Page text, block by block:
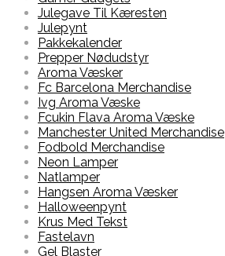
Julegave Til Kæresten
Julepynt
Pakkekalender
Prepper Nødudstyr
Aroma Væsker
Fc Barcelona Merchandise
Ivg Aroma Væske
Fcukin Flava Aroma Væske
Manchester United Merchandise
Fodbold Merchandise
Neon Lamper
Natlamper
Hangsen Aroma Væsker
Halloweenpynt
Krus Med Tekst
Fastelavn
Gel Blaster